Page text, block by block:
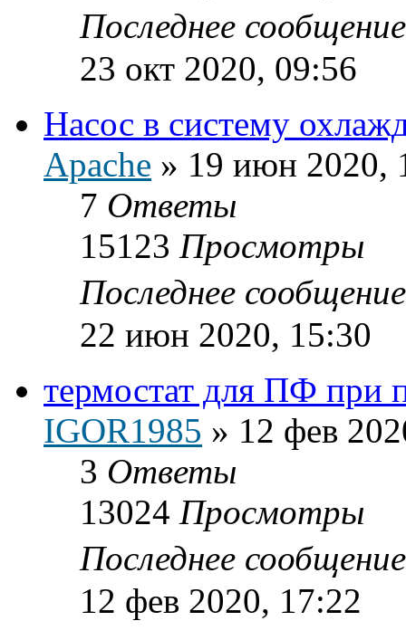
Последнее
23 окт 2020, 09:56
Насос в систему
Apache » 19 июн 2020,
7 Ответы
15123 Просмотры
Последнее
22 июн 2020, 15:30
термостат для ПФ при
IGOR1985 » 12 фев
3 Ответы
13024 Просмотры
Последнее
12 фев 2020, 17:22